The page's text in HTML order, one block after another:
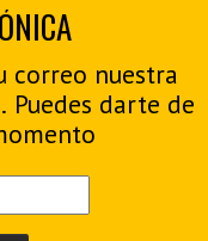
correo nuestra
Puedes darte de